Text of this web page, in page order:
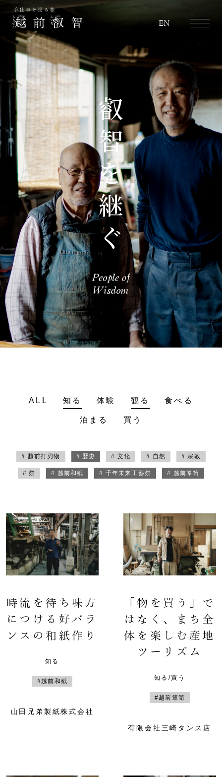
EN
ALL 知る 体験 観る 食べる
泊まる 買う
# 越前打刃物 # 歴史 # 文化 # 自然 # 宗教
# 祭 # 越前和紙 # 千年未来工藝祭 # 越前箪笥
時流を待ち味方
につける好バラ
ンスの和紙作り
知る
#越前和紙
山田兄弟製紙株式会社
「物を買う」で
はなく、まち全
体を楽しむ産地
ツーリズム
知る/買う
#越前箪笥
有限会社三崎タンス店